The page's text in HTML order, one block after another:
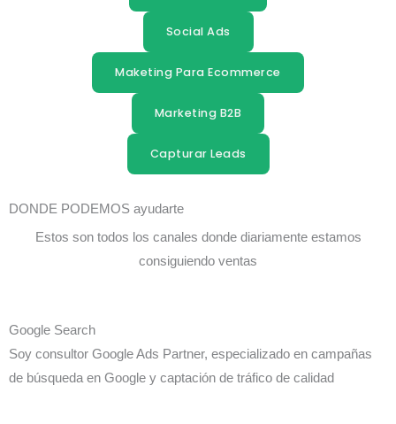
Social Ads
Maketing Para Ecommerce
Marketing B2B
Capturar Leads
DONDE PODEMOS ayudarte
Estos son todos los canales donde diariamente estamos
consiguiendo ventas
Google Search
Soy consultor Google Ads Partner, especializado en campañas
de búsqueda en Google y captación de tráfico de calidad